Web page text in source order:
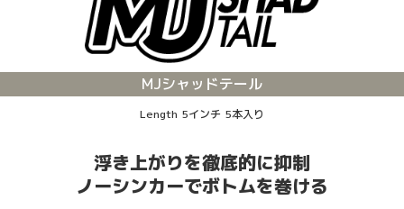
MJシャッドテール
Length 5インチ 5本入り
浮き上がりを徹底的に抑制
ノーシンカーでボトムを巻ける